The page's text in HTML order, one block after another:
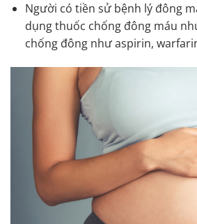
Người có tiền sử bệnh lý đông
dụng thuốc chống đông máu
chống đông như aspirin,